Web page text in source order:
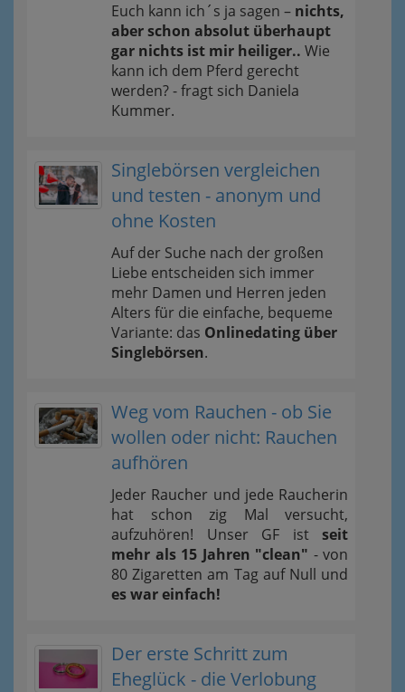
Euch kann ich´s ja sagen – nichts,
aber schon absolut überhaupt
gar nichts ist mir heiliger.. Wie
kann ich dem Pferd gerecht
werden? - fragt sich Daniela
Kummer.
Singlebörsen vergleichen
und testen - anonym und
ohne Kosten
Auf der Suche nach der großen
Liebe entscheiden sich immer
mehr Damen und Herren jeden
Alters für die einfache, bequeme
Variante: das Onlinedating über
Singlebörsen.
Weg vom Rauchen - ob Sie
wollen oder nicht: Rauchen
aufhören
Jeder Raucher und jede Raucherin
hat schon zig Mal versucht,
aufzuhören! Unser GF ist seit
mehr als 15 Jahren "clean" - von
80 Zigaretten am Tag auf Null und
es war einfach!
Der erste Schritt zum
Eheglück - die Verlobung